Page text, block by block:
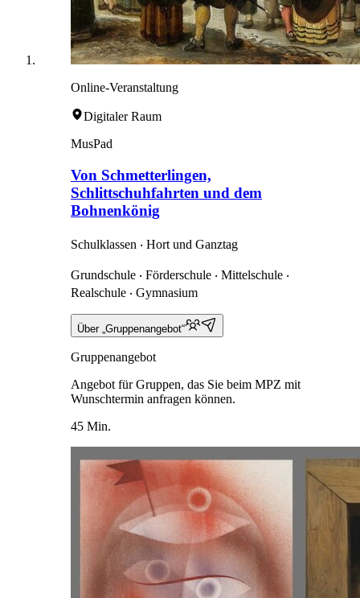
Online-Veranstaltung
Digitaler Raum
MusPad
Von Schmetterlingen,
Schlittschuhfahrten und dem
Bohnenkönig
Schulklassen ‧ Hort und Ganztag
Grundschule ‧ Förderschule ‧ Mittelschule ‧
Realschule ‧ Gymnasium
Über „Gruppenangebot“
Gruppenangebot
Angebot für Gruppen, das Sie beim MPZ mit
Wunschtermin anfragen können.
45 Min.